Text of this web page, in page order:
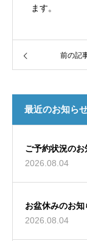
ます。
前の記
最近のお知ら
ご予約状況の
2026.08.04
お盆休みのお知
2026.08.04